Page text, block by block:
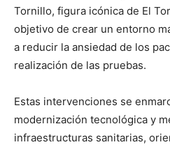
Tornillo, figura icónica de El
objetivo de crear un entorno
a reducir la ansiedad de los
realización de las pruebas.
Estas intervenciones se
modernización tecnológica y
infraestructuras sanitarias,